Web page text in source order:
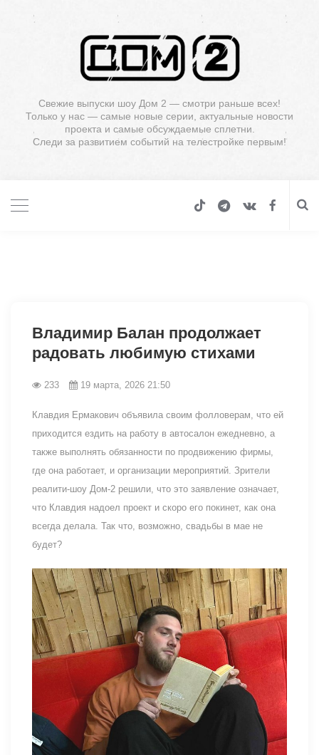
Свежие выпуски шоу Дом 2 — смотри раньше всех!
Только у нас — самые новые серии, актуальные новости
проекта и самые обсуждаемые сплетни.
Следи за развитием событий на телестройке первым!
Владимир Балан продолжает
радовать любимую стихами
233 19 марта, 2026 21:50
Клавдия Ермакович объявила своим фолловерам, что ей
приходится ездить на работу в автосалон ежедневно, а
также выполнять обязанности по продвижению фирмы,
где она работает, и организации мероприятий. Зрители
реалити-шоу Дом-2 решили, что это заявление означает,
что Клавдия надоел проект и скоро его покинет, как она
всегда делала. Так что, возможно, свадьбы в мае не
будет?